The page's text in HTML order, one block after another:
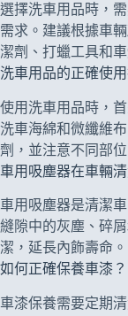
選擇洗車用品時，
需求。建議根據車
潔劑、打蠟工具和
洗車用品的正確使
使用洗車用品時，
洗車海綿和微纖維
劑，並注意不同部
車用吸塵器在車輛
車用吸塵器是清潔
縫隙中的灰塵、碎
潔，延長內飾壽命。
如何正確保養車漆？
車漆保養需要定期